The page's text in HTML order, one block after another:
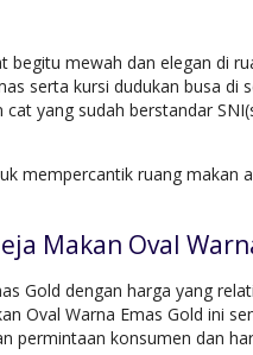
begitu mewah dan elegan di
serta kursi dudukan busa di
yang sudah berstandar
mempercantik ruang makan
Makan Oval
Gold dengan harga yang
Oval Warna Emas Gold ini
permintaan konsumen dan